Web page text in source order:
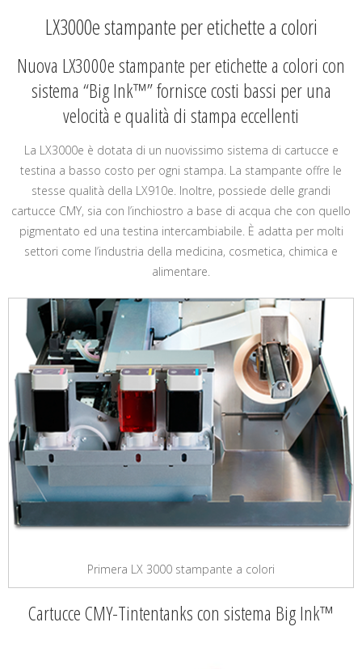
LX3000e stampante per etichette a colori
Nuova LX3000e stampante per etichette a colori con
sistema “Big Ink™” fornisce costi bassi per una
velocità e qualità di stampa eccellenti
La LX3000e è dotata di un nuovissimo sistema di cartucce e
testina a basso costo per ogni stampa. La stampante offre le
stesse qualità della LX910e. Inoltre, possiede delle grandi
cartucce CMY, sia con l’inchiostro a base di acqua che con quello
pigmentato ed una testina intercambiabile. È adatta per molti
settori come l’industria della medicina, cosmetica, chimica e
alimentare.
Primera LX 3000 stampante a colori
Cartucce CMY-Tintentanks con sistema Big Ink™